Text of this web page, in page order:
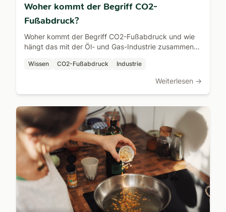
Woher kommt der Begriff CO2-
Fußabdruck?
Woher kommt der Begriff CO2-Fußabdruck und wie
hängt das mit der Öl- und Gas-Industrie zusammen?
Wissen CO2-Fußabdruck Industrie
Weiterlesen →